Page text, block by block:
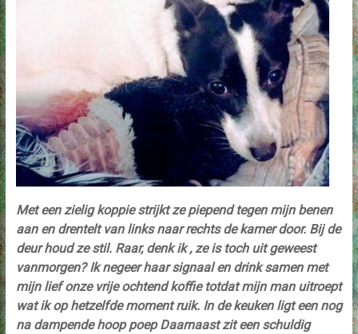
Met een zielig koppie strijkt ze piepend tegen mijn benen
aan en drentelt van links naar rechts de kamer door. Bij de
deur houd ze stil. Raar, denk ik , ze is toch uit geweest
vanmorgen? Ik negeer haar signaal en drink samen met
mijn lief onze vrije ochtend koffie totdat mijn man uitroept
wat ik op hetzelfde moment ruik. In de keuken ligt een nog
na dampende hoop poep Daarnaast zit een schuldig